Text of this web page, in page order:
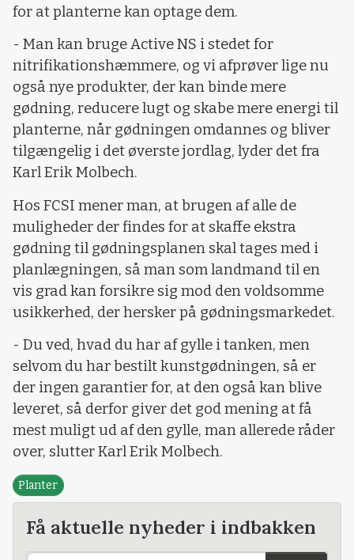
for at planterne kan optage dem.
- Man kan bruge Active NS i stedet for
nitrifikationshæmmere, og vi afprøver lige nu
også nye produkter, der kan binde mere
gødning, reducere lugt og skabe mere energi til
planterne, når gødningen omdannes og bliver
tilgængelig i det øverste jordlag, lyder det fra
Karl Erik Molbech.
Hos FCSI mener man, at brugen af alle de
muligheder der findes for at skaffe ekstra
gødning til gødningsplanen skal tages med i
planlægningen, så man som landmand til en
vis grad kan forsikre sig mod den voldsomme
usikkerhed, der hersker på gødningsmarkedet.
- Du ved, hvad du har af gylle i tanken, men
selvom du har bestilt kunstgødningen, så er
der ingen garantier for, at den også kan blive
leveret, så derfor giver det god mening at få
mest muligt ud af den gylle, man allerede råder
over, slutter Karl Erik Molbech.
Planter
Få aktuelle nyheder i indbakken